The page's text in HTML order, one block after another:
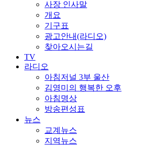
사장 인사말
개요
기구표
광고안내(라디오)
찾아오시는길
TV
라디오
아침저널 3부 울산
김영미의 행복한 오후
아침명상
방송편성표
뉴스
교계뉴스
지역뉴스